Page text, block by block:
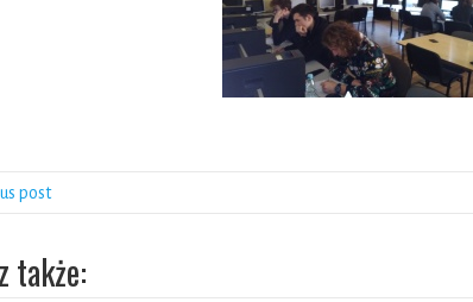
post
także: